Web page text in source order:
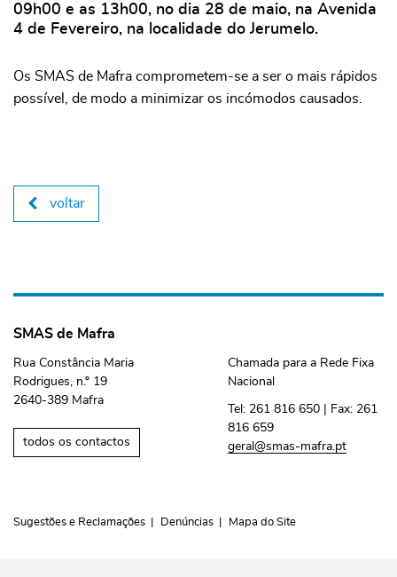
09h00 e as 13h00, no dia 28 de maio, na Avenida
4 de Fevereiro, na localidade do Jerumelo.
Os SMAS de Mafra comprometem-se a ser o mais rápidos
possível, de modo a minimizar os incómodos causados.
voltar
SMAS de Mafra
Rua Constância Maria
Rodrigues, n.º 19
2640-389 Mafra
todos os contactos
Chamada para a Rede Fixa
Nacional
Tel: 261 816 650 | Fax: 261
816 659
geral@smas-mafra.pt
Sugestões e Reclamações Denúncias Mapa do Site